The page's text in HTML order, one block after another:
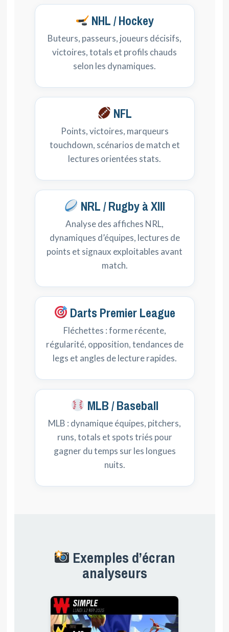
NHL / Hockey
Buteurs, passeurs, joueurs décisifs,
victoires, totals et profils chauds
selon les dynamiques.
NFL
Points, victoires, marqueurs
touchdown, scénarios de match et
lectures orientées stats.
NRL / Rugby à XIII
Analyse des affiches NRL,
dynamiques d’équipes, lectures de
points et signaux exploitables avant
match.
Darts Premier League
Fléchettes : forme récente,
régularité, opposition, tendances de
legs et angles de lecture rapides.
MLB / Baseball
MLB : dynamique équipes, pitchers,
runs, totals et spots triés pour
gagner du temps sur les longues
nuits.
Exemples d’écran
analyseurs